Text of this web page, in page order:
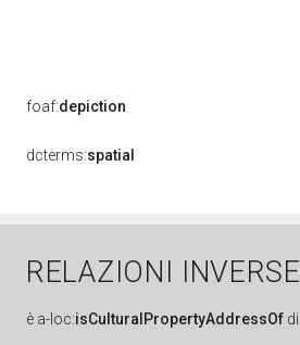
foaf:depiction
dcterms:spatial
RELAZIONI INVERSE
è a-loc:isCulturalPropertyAddressOf di